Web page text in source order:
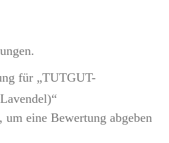
für „TUTGUT-
um eine Bewertung abgeben